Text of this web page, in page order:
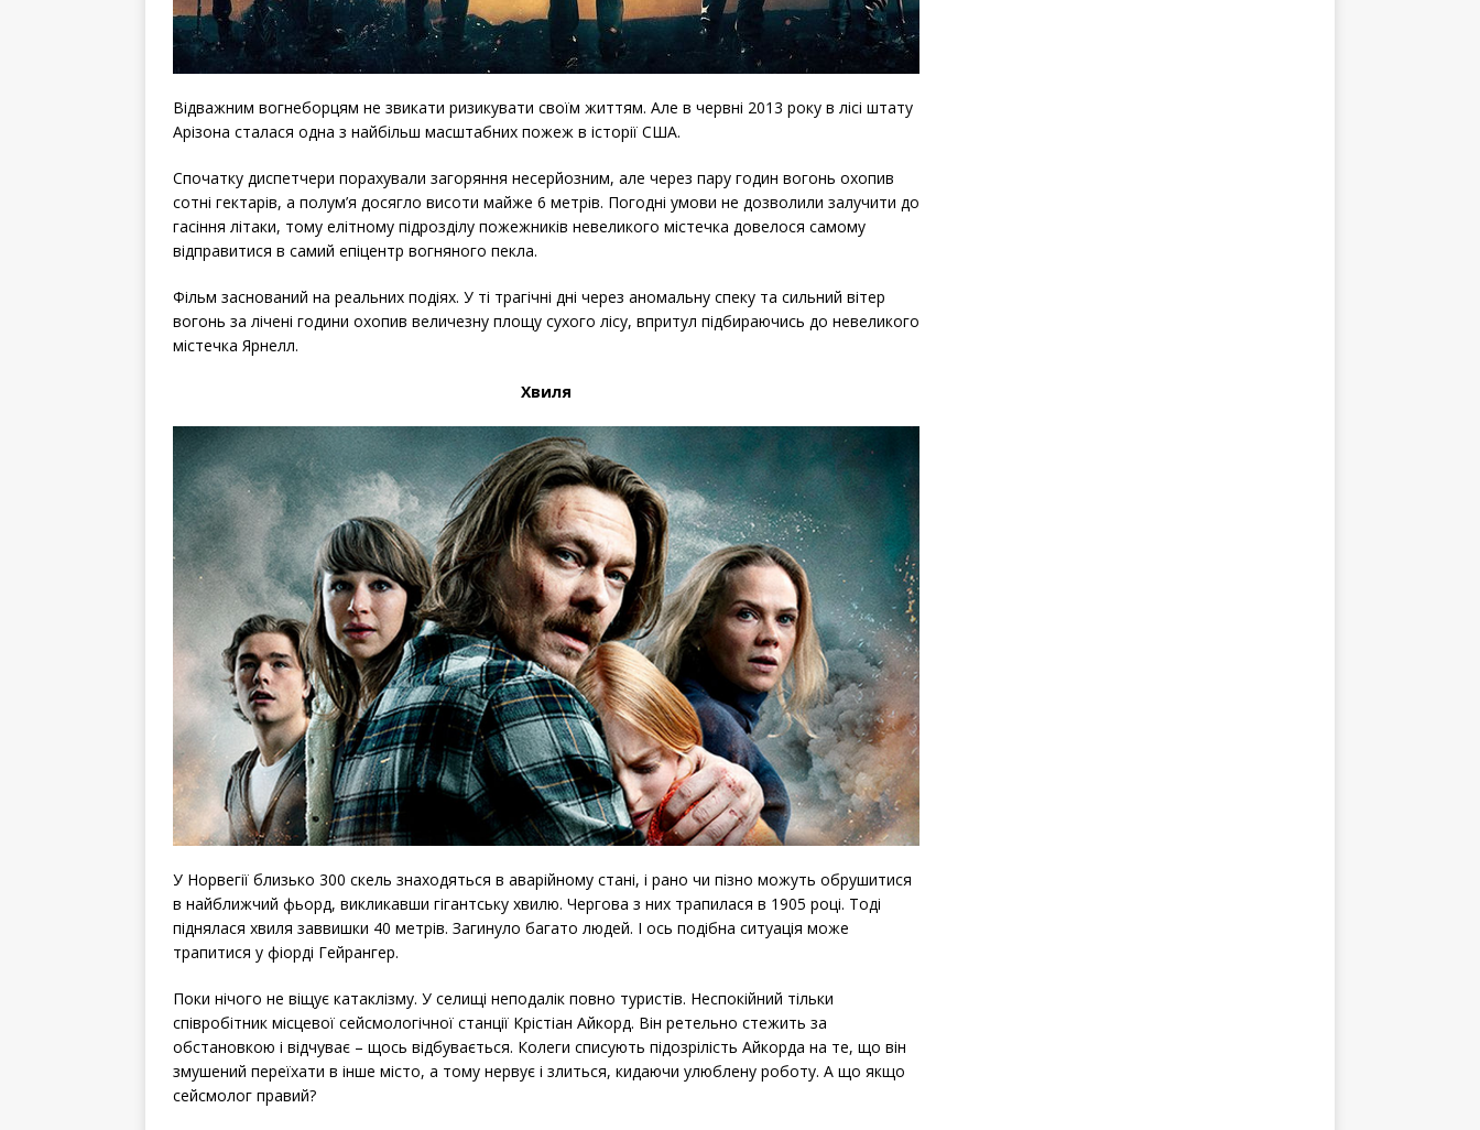
Відважним вогнеборцям не звикати ризикувати своїм життям. Але в червні 2013 року в лісі штату
Арізона сталася одна з найбільш масштабних пожеж в історії США.
Спочатку диспетчери порахували загоряння несерйозним, але через пару годин вогонь охопив
сотні гектарів, а полум’я досягло висоти майже 6 метрів. Погодні умови не дозволили залучити до
гасіння літаки, тому елітному підрозділу пожежників невеликого містечка довелося самому
відправитися в самий епіцентр вогняного пекла.
Фільм заснований на реальних подіях. У ті трагічні дні через аномальну спеку та сильний вітер
вогонь за лічені години охопив величезну площу сухого лісу, впритул підбираючись до невеликого
містечка Ярнелл.
Хвиля
У Норвегії близько 300 скель знаходяться в аварійному стані, і рано чи пізно можуть обрушитися
в найближчий фьорд, викликавши гігантську хвилю. Чергова з них трапилася в 1905 році. Тоді
піднялася хвиля заввишки 40 метрів. Загинуло багато людей. І ось подібна ситуація може
трапитися у фіорді Гейрангер.
Поки нічого не віщує катаклізму. У селищі неподалік повно туристів. Неспокійний тільки
співробітник місцевої сейсмологічної станції Крістіан Айкорд. Він ретельно стежить за
обстановкою і відчуває – щось відбувається. Колеги списують підозрілість Айкорда на те, що він
змушений переїхати в інше місто, а тому нервує і злиться, кидаючи улюблену роботу. А що якщо
сейсмолог правий?